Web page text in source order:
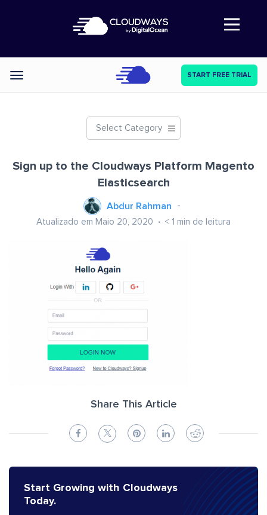
Abre a navegação
Categories START FREE TRIAL
Select Category
Sign up to the Cloudways Platform Magento
Elasticsearch
Abdur Rahman
Atualizado em Maio 20, 2020 < 1 min de leitura
Share This Article
Start Growing with Cloudways
Today.